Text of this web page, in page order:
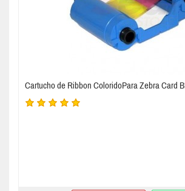
Cartucho de Ribbon ColoridoPara Zebra Card